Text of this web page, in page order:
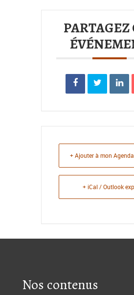
PARTAGEZ
+ Ajouter à mon
+ iCal / Outlook
Nos contenus